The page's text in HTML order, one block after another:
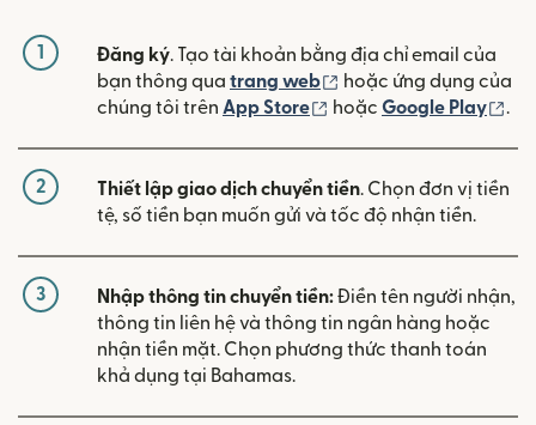
1 Đăng ký. Tạo tài khoản bằng địa chỉ email của
bạn thông qua trang web (mở trong cửa sổ mới)
hoặc ứng dụng của
chúng tôi trên App Store (mở trong cửa sổ mới)
hoặc Google Play .
2 Thiết lập giao dịch chuyển tiền. Chọn đơn vị tiền
tệ, số tiền bạn muốn gửi và tốc độ nhận tiền.
3 Nhập thông tin chuyển tiền:Điền tên người nhận,
thông tin liên hệ và thông tin ngân hàng hoặc
nhận tiền mặt. Chọn phương thức thanh toán
khả dụng tại Bahamas.